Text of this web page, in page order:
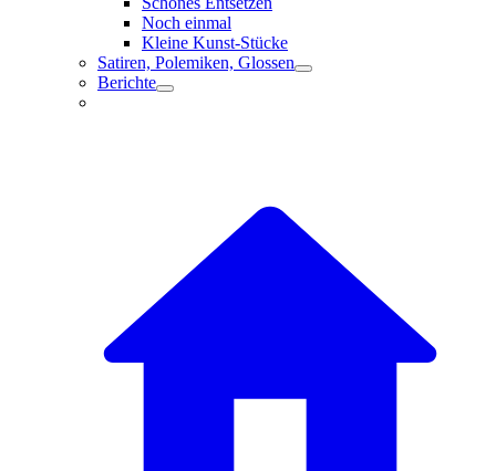
Noch einmal
Kleine Kunst-Stücke
Satiren, Polemiken, Glossen
Berichte